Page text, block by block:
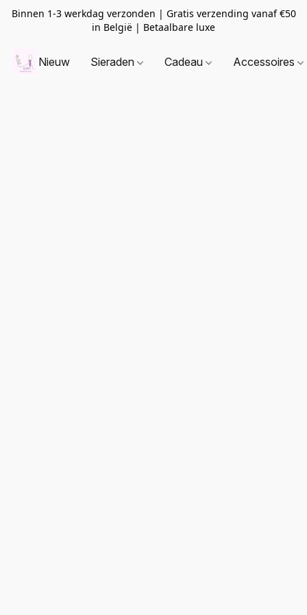
Binnen 1-3 werkdag verzonden | Gratis verzending vanaf €50
in België | Betaalbare luxe
Nieuw Sieraden Cadeau Accessoires